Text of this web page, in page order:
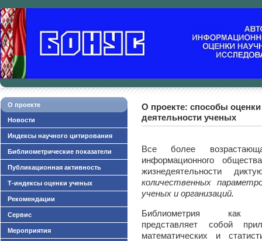
О проекте
Новости
Индексы научного цитирования
Библиометрические показатели
Публикационная активность
Т-индексы оценки ученых
Рекомендации
Сервис
Мероприятия
О проекте: способы
деятельности ученых
Все более
информационного
жизнедеятельности
количественных
ученых и организаций.
Библиометрия как
представляет собой
математических и